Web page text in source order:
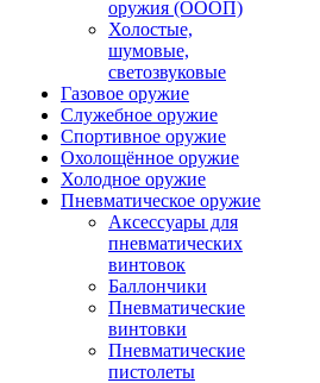
оружия (ОООП)
Холостые,
шумовые,
светозвуковые
Газовое оружие
Служебное оружие
Спортивное оружие
Охолощённое оружие
Холодное оружие
Пневматическое оружие
Аксессуары для
пневматических
винтовок
Баллончики
Пневматические
винтовки
Пневматические
пистолеты